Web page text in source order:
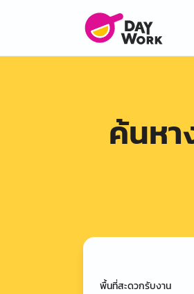
ค้นหา
พื้นที่สะดวกรับงาน